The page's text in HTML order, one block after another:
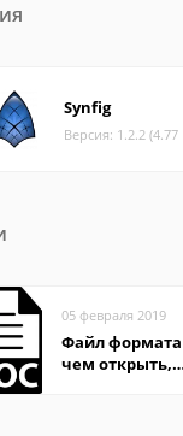
Synfig
Версия: 1.2.2
05 февраля 2019
Файл формата
чем открыть,